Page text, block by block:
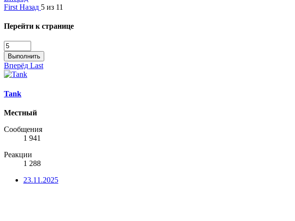
First Назад 5 из 11
Перейти к странице
Выполнить
Вперёд Last
Tank
Местный
Сообщения
1 941
Реакции
1 288
23.11.2025